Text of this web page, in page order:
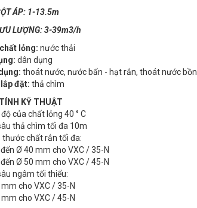
ÁP: 1-13.5m
LƯỢNG: 3-39m3/h
lỏng: nước thải
dân dụng
thoát nước, nước bẩn - hạt rắn, thoát nước bồn
đặt: thả chìm
KỸ THUẬT
độ của chất lỏng 40 ° C
thả chìm tối đa 10m
thước chất rắn tối đa:
Ø 40 mm cho VXC / 35-N
Ø 50 mm cho VXC / 45-N
ngâm tối thiểu:
cho VXC / 35-N
cho VXC / 45-N